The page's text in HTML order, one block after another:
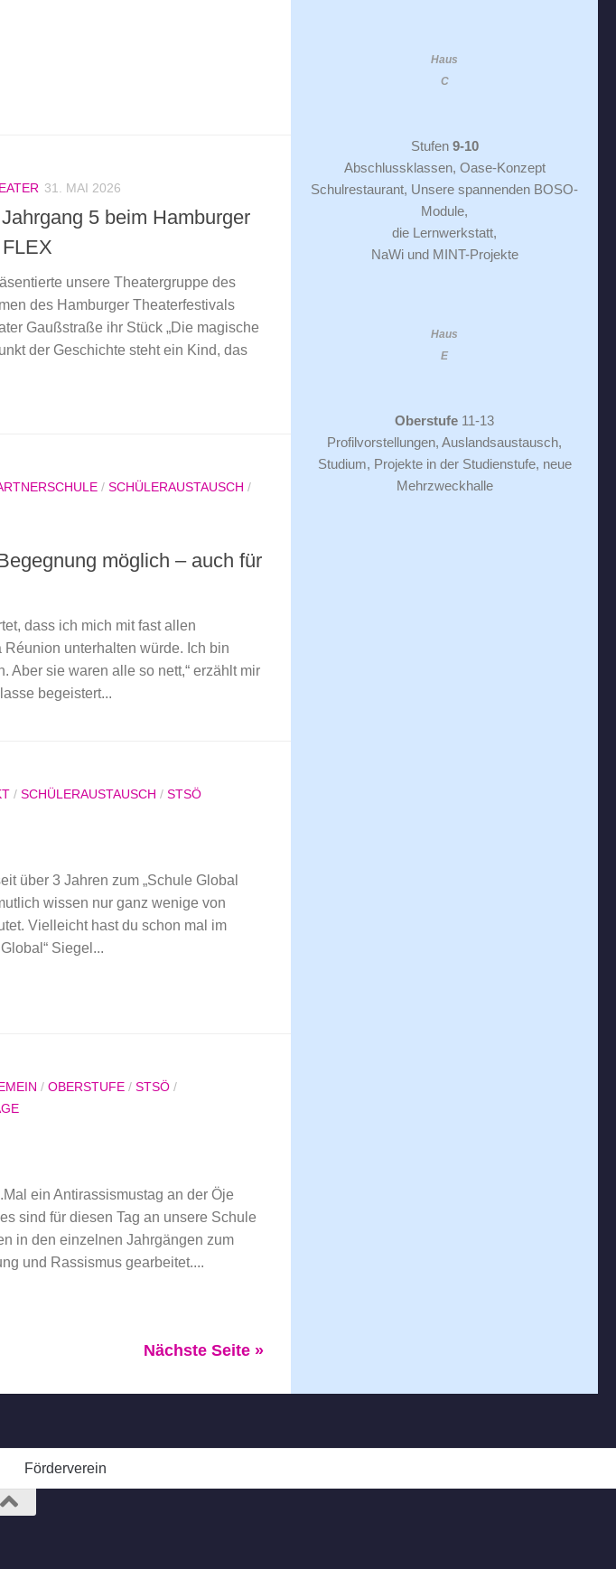
31. MAI 2026
5 beim Hamburger
unsere Theatergruppe des
des Hamburger Theaterfestivals
Gaußstraße ihr Stück „Die magische
der Geschichte steht ein Kind, das
/ SCHÜLERAUSTAUSCH /
möglich – auch für
dass ich mich mit fast allen
Réunion unterhalten würde. Ich bin
Aber sie waren alle so nett,“ erzählt mir
begeistert...
/ SCHÜLERAUSTAUSCH / STSÖ
über 3 Jahren zum „Schule Global
wissen nur ganz wenige von
Vielleicht hast du schon mal im
Siegel...
/ OBERSTUFE / STSÖ /
ein Antirassismustag an der Öje
sind für diesen Tag an unsere Schule
in den einzelnen Jahrgängen zum
und Rassismus gearbeitet....
Nächste Seite »
Haus
C
Stufen 9-10
Abschlussklassen, Oase-Konzept
Schulrestaurant, Unsere spannenden BOSO-
Module,
die Lernwerkstatt,
NaWi und MINT-Projekte
Haus
E
Oberstufe 11-13
Profilvorstellungen, Auslandsaustausch,
Studium, Projekte in der Studienstufe, neue
Mehrzweckhalle
Förderverein